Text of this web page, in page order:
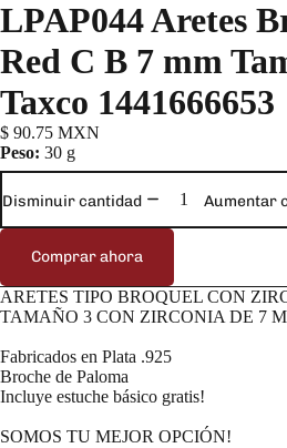
LPAP044 Aretes
Red C B 7 mm
Taxco 1441666653
$ 90.75 MXN
Peso: 30 g
Disminuir cantidad Aumentar
Comprar ahora
ARETES TIPO BROQUEL CON
TAMAÑO 3 CON ZIRCONIA DE 7
Fabricados en Plata .925
Broche de Paloma
Incluye estuche básico gratis!
SOMOS TU MEJOR OPCIÓN!